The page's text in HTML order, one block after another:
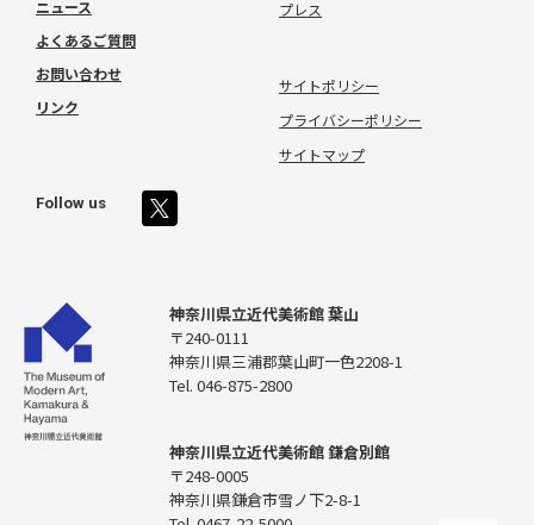
ニュース
よくあるご質問
お問い合わせ
リンク
プレス
サイトポリシー
プライバシーポリシー
サイトマップ
Follow us
神奈川県立近代美術館 葉山
〒240-0111
神奈川県三浦郡葉山町一色2208-1
Tel. 046-875-2800
神奈川県立近代美術館 鎌倉別館
〒248-0005
神奈川県鎌倉市雪ノ下2-8-1